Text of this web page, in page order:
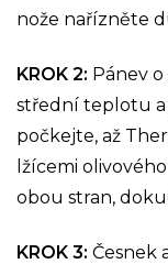
nože nařízněte
KROK 2: Pánev
střední teplotu
počkejte, až
lžícemi
obou stran,
KROK 3: Česnek